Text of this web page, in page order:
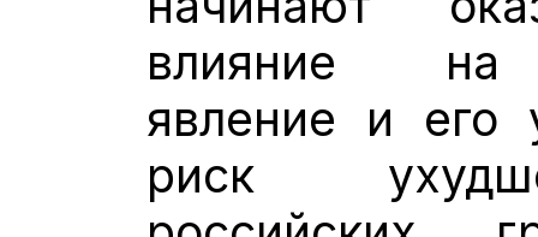
влияние на
явление и его
риск